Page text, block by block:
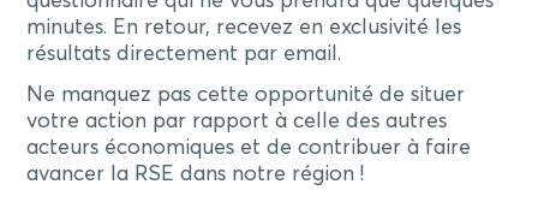
minutes. En retour, recevez en exclusivité les
résultats directement par email.
Ne manquez pas cette opportunité de situer
votre action par rapport à celle des autres
acteurs économiques et de contribuer à faire
avancer la RSE dans notre région !